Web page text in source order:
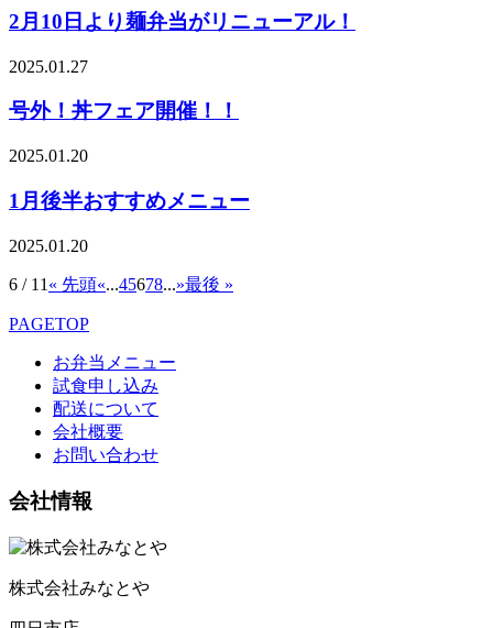
2月10日より麺弁当がリニューアル！
2025.01.27
号外！丼フェア開催！！
2025.01.20
1月後半おすすめメニュー
2025.01.20
6 / 11 « 先頭«...45678...»最後 »
PAGETOP
お弁当メニュー
試食申し込み
配送について
会社概要
お問い合わせ
会社情報
株式会社みなとや